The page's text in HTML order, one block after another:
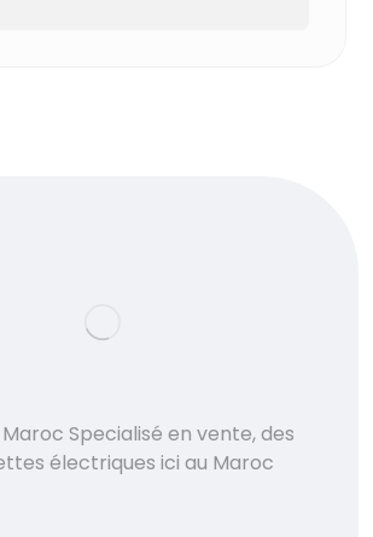
Specialisé en vente, des
électriques ici au Maroc